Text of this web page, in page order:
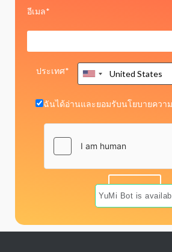
อีเมล*
ประเทศ*
ฉันได้อ่านและยอมรับนโยบายควา
YuMi Bot is